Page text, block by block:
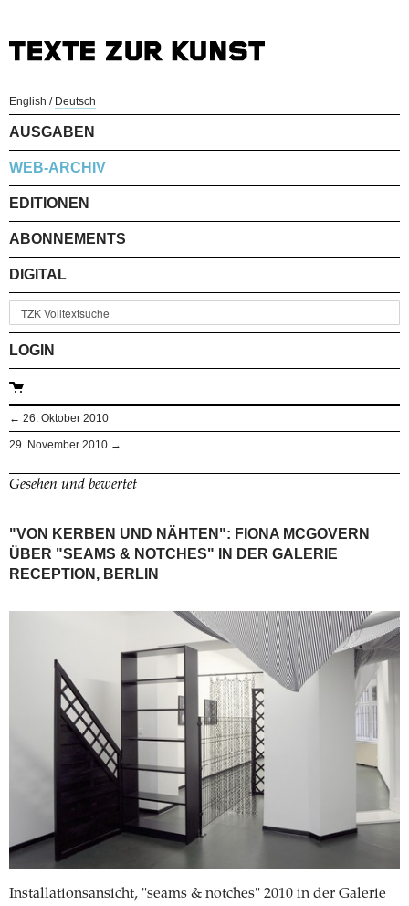
English / Deutsch
AUSGABEN
WEB-ARCHIV
EDITIONEN
ABONNEMENTS
DIGITAL
LOGIN
← 26. Oktober 2010
29. November 2010 →
Gesehen und bewertet
"VON KERBEN UND NÄHTEN": FIONA MCGOVERN
ÜBER "SEAMS & NOTCHES" IN DER GALERIE
RECEPTION, BERLIN
Installationsansicht, "seams & notches" 2010 in der Galerie